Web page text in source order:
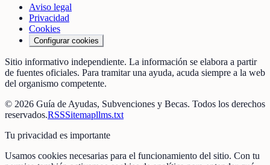
Aviso legal
Privacidad
Cookies
Configurar cookies
Sitio informativo independiente. La información se elabora a partir
de fuentes oficiales. Para tramitar una ayuda, acuda siempre a la web
del organismo competente.
© 2026 Guía de Ayudas, Subvenciones y Becas. Todos los derechos
reservados.RSSSitemapllms.txt
Tu privacidad es importante
Usamos cookies necesarias para el funcionamiento del sitio. Con tu